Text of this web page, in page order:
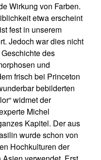
Wirkung von Farben.
etwa erscheint
fest in unserem
Jedoch war dies nicht
des
und
frisch bei Princeton
bebilderten
widmet der
Michel
Kapitel. Der aus
wurde schon von
Hochkulturen der